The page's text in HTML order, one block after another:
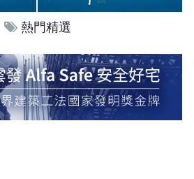
熱門精選